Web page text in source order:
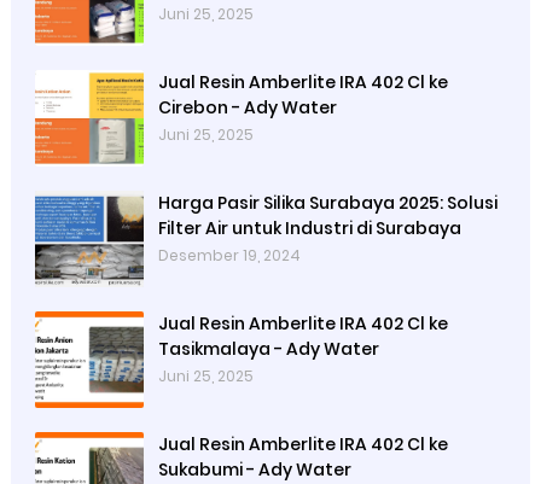
Juni 25, 2025
Jual Resin Amberlite IRA 402 Cl ke
Cirebon - Ady Water
Juni 25, 2025
Harga Pasir Silika Surabaya 2025: Solusi
Filter Air untuk Industri di Surabaya
Desember 19, 2024
Jual Resin Amberlite IRA 402 Cl ke
Tasikmalaya - Ady Water
Juni 25, 2025
Jual Resin Amberlite IRA 402 Cl ke
Sukabumi - Ady Water